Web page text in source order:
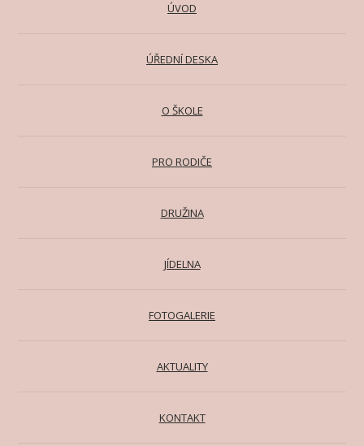
ÚVOD
ÚŘEDNÍ DESKA
O ŠKOLE
PRO RODIČE
DRUŽINA
JÍDELNA
FOTOGALERIE
AKTUALITY
KONTAKT